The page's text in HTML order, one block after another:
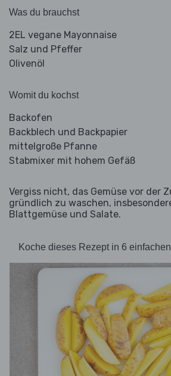
Was du brauchst
2EL vegane Mayonnaise
Salz und Pfeffer
Olivenöl
Womit du kochst
Backofen
Backblech und Backpapier
mittelgroße Pfanne
Stabmixer mit hohem Gefäß
Vergiss nicht, das Gemüse vor der
gründlich zu waschen,
Blattgemüse und Salate.
Koche dieses Rezept in 6